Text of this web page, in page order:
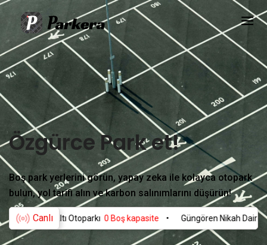
Özgürce Park et!
Boş park yerlerini görün, yapay zeka ile kolayca otopark
bulun, yol tarifi alın ve karbon salınımlarını düşürün!
Canlı
Altı Otoparkı0 Boş kapasite• Güngören Nikah Dairesi